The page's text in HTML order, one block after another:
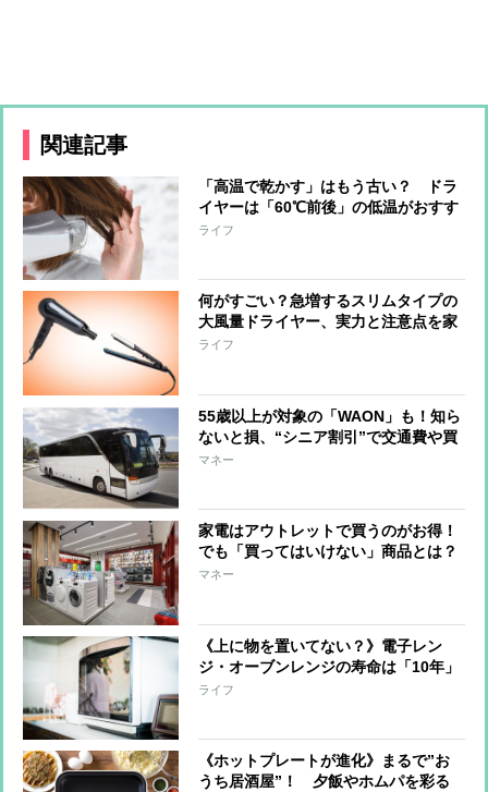
関連記事
「高温で乾かす」はもう古い？ ドラ
イヤーは「60℃前後」の低温がおすす
めの理由を家電ライターが解説
ライフ
何がすごい？急増するスリムタイプの
大風量ドライヤー、実力と注意点を家
電ライターが解説
ライフ
55歳以上が対象の「WAON」も！知ら
ないと損、“シニア割引”で交通費や買
い物がお得に
マネー
家電はアウトレットで買うのがお得！
でも「買ってはいけない」商品とは？
マネー
《上に物を置いてない？》電子レン
ジ・オーブンレンジの寿命は「10年」
が目安 「見逃すとキケン」不具合の
ライフ
《ホットプレートが進化》まるで”お
うち居酒屋”！ 夕飯やホムパを彩る